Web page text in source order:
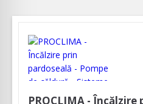
PROCLIMA - Încălzire